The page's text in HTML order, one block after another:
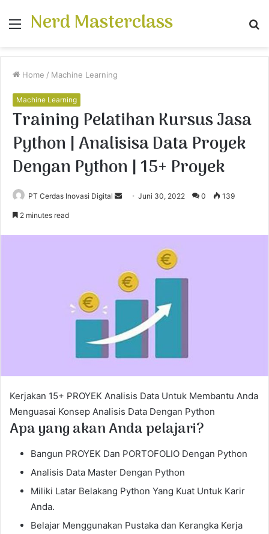
Menu
Nerd Masterclass
Home / Machine Learning
Machine Learning
Training Pelatihan Kursus Jasa
Python | Analisisa Data Proyek
Dengan Python | 15+ Proyek
PT Cerdas Inovasi Digital
n
e
m
l
Juni 30, 2022 0 139
2 minutes read
Kerjakan 15+ PROYEK Analisis Data Untuk Membantu Anda
Menguasai Konsep Analisis Data Dengan Python
Apa yang akan Anda pelajari?
Bangun PROYEK Dan PORTOFOLIO Dengan Python
Analisis Data Master Dengan Python
Miliki Latar Belakang Python Yang Kuat Untuk Karir
Anda.
Belajar Menggunakan Pustaka dan Kerangka Kerja